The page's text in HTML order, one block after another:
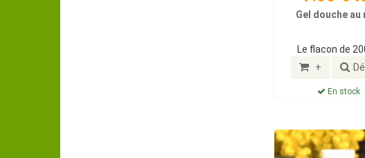
Gel douche au
Le flacon de
+
En stock